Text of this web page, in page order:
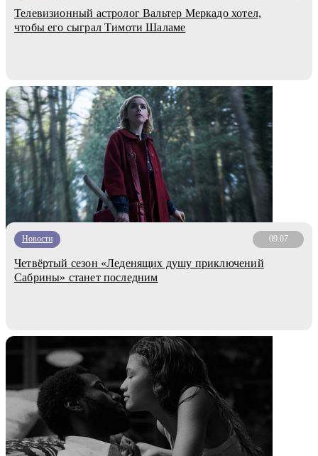
Телевизионный астролог Вальтер Меркадо хотел,
чтобы его сыграл Тимоти Шаламе
Новости 09.07
Четвёртый сезон «Леденящих душу приключений
Сабрины» станет последним